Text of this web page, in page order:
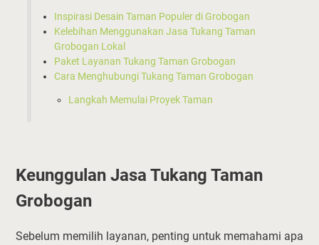
Inspirasi Desain Taman Populer di Grobogan
Kelebihan Menggunakan Jasa Tukang Taman
Grobogan Lokal
Paket Layanan Tukang Taman Grobogan
Cara Menghubungi Tukang Taman Grobogan
Langkah Memulai Proyek Taman
Keunggulan Jasa Tukang Taman
Grobogan
Sebelum memilih layanan, penting untuk memahami apa